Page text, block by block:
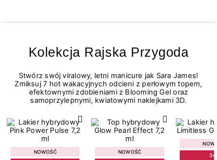
Kolekcja Rajska Przygoda
Stwórz swój viralowy, letni manicure jak Sara James!
Zmiksuj 7 hot wakacyjnych odcieni z perłowym topem,
efektownymi zdobieniami z Blooming Gel oraz
samoprzylepnymi, kwiatowymi naklejkami 3D.
NOWOŚĆ
NOWOŚĆ